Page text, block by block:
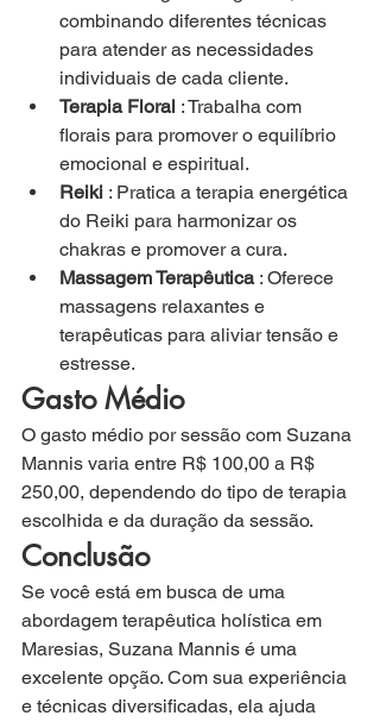
combinando diferentes técnicas
para atender as necessidades
individuais de cada cliente.
Terapia Floral : Trabalha com
florais para promover o equilíbrio
emocional e espiritual.
Reiki : Pratica a terapia energética
do Reiki para harmonizar os
chakras e promover a cura.
Massagem Terapêutica : Oferece
massagens relaxantes e
terapêuticas para aliviar tensão e
estresse.
Gasto Médio
O gasto médio por sessão com Suzana
Mannis varia entre R$ 100,00 a R$
250,00, dependendo do tipo de terapia
escolhida e da duração da sessão.
Conclusão
Se você está em busca de uma
abordagem terapêutica holística em
Maresias, Suzana Mannis é uma
excelente opção. Com sua experiência
e técnicas diversificadas, ela ajuda